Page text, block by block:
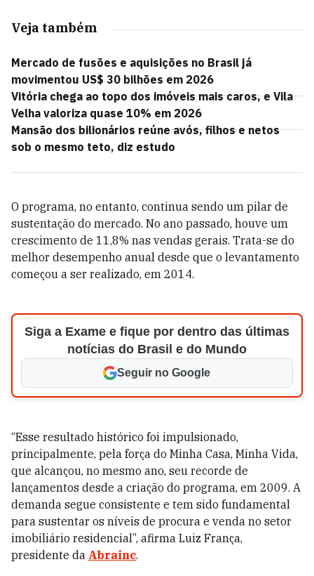
Veja também
Mercado de fusões e aquisições no Brasil já
movimentou US$ 30 bilhões em 2026
Vitória chega ao topo dos imóveis mais caros, e Vila
Velha valoriza quase 10% em 2026
Mansão dos bilionários reúne avós, filhos e netos
sob o mesmo teto, diz estudo
O programa, no entanto, continua sendo um pilar de
sustentação do mercado. No ano passado, houve um
crescimento de 11,8% nas vendas gerais. Trata-se do
melhor desempenho anual desde que o levantamento
começou a ser realizado, em 2014.
Siga a Exame e fique por dentro das últimas
notícias do Brasil e do Mundo
Seguir no Google
“Esse resultado histórico foi impulsionado,
principalmente, pela força do Minha Casa, Minha Vida,
que alcançou, no mesmo ano, seu recorde de
lançamentos desde a criação do programa, em 2009. A
demanda segue consistente e tem sido fundamental
para sustentar os níveis de procura e venda no setor
imobiliário residencial”, afirma Luiz França,
presidente da Abrainc.